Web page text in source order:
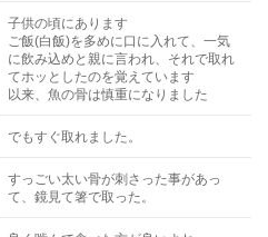
子供の頃にあります
ご飯(白飯)を多めに口に入れて、一気
に飲み込めと親に言われ、それで取れ
てホッとしたのを覚えています
以来、魚の骨は慎重になりました
でもすぐ取れました。
すっごい太い骨が刺さった事があっ
て、鏡見て箸で取った。